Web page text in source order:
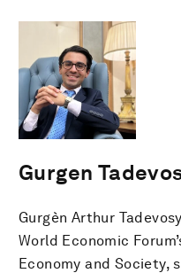
Gurgen
Gurgèn Arthur
World Economic
Economy and Society,